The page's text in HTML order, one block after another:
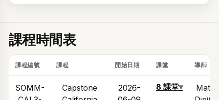
課程時間表
課程編號 課程 開始日期 課堂 導師
SOMM-
Capstone
2026-
8 課堂▾
Matt